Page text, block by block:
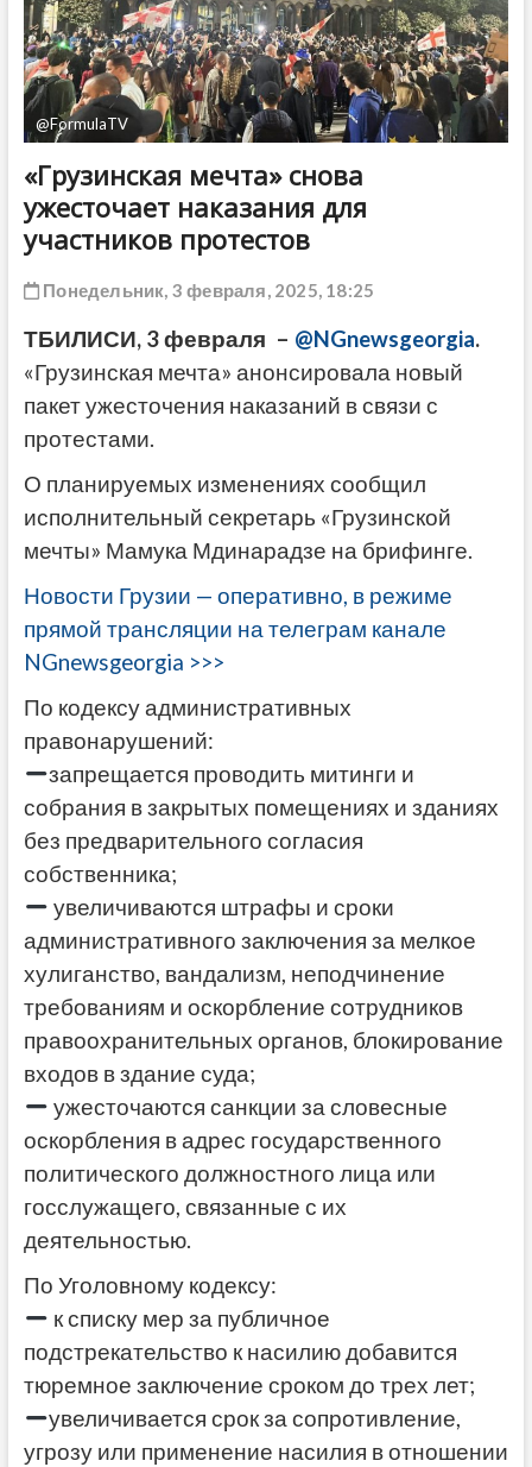
@FormulaTV
«Грузинская мечта» снова
ужесточает наказания для
участников протестов
Понедельник, 3 февраля, 2025, 18:25
ТБИЛИСИ, 3 февраля – @NGnewsgeorgia.
«Грузинская мечта» анонсировала новый
пакет ужесточения наказаний в связи с
протестами.
О планируемых изменениях сообщил
исполнительный секретарь «Грузинской
мечты» Мамука Мдинарадзе на брифинге.
Новости Грузии — оперативно, в режиме
прямой трансляции на телеграм канале
NGnewsgeorgia >>>
По кодексу административных
правонарушений:
запрещается проводить митинги и
собрания в закрытых помещениях и зданиях
без предварительного согласия
собственника;
увеличиваются штрафы и сроки
административного заключения за мелкое
хулиганство, вандализм, неподчинение
требованиям и оскорбление сотрудников
правоохранительных органов, блокирование
входов в здание суда;
ужесточаются санкции за словесные
оскорбления в адрес государственного
политического должностного лица или
госслужащего, связанные с их
деятельностью.
По Уголовному кодексу:
к списку мер за публичное
подстрекательство к насилию добавится
тюремное заключение сроком до трех лет;
увеличивается срок за сопротивление,
угрозу или применение насилия в отношении